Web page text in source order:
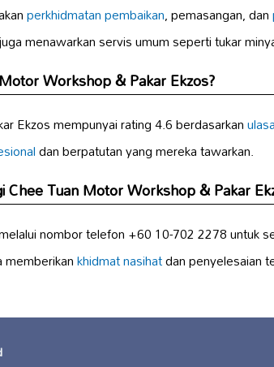
perkhidmatan pembaikan, pemasangan, dan
menawarkan servis umum seperti tukar
Workshop & Pakar Ekzos?
Ekzos mempunyai rating 4.6 berdasarkan
dan berpatutan yang mereka tawarkan.
Chee Tuan Motor Workshop & Pakar
nombor telefon +60 10-702 2278 untuk
khidmat nasihatdan penyelesaian